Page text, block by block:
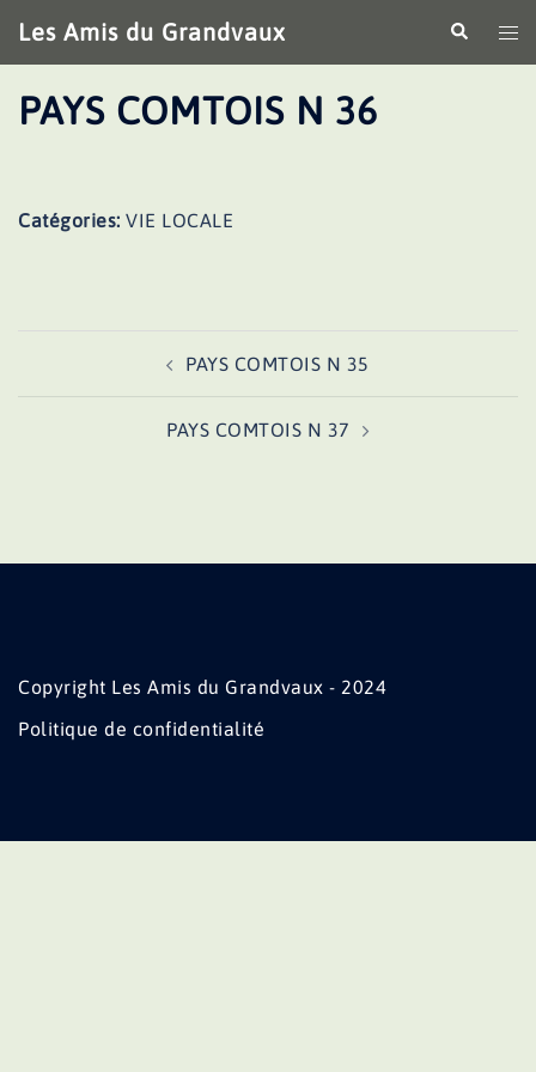
au
contenu
Les Amis du Grandvaux
le
PAYS COMTOIS N 36
Catégories: VIE LOCALE
PAYS COMTOIS N 35
PAYS COMTOIS N 37
Copyright Les Amis du Grandvaux - 2024
Politique de confidentialité